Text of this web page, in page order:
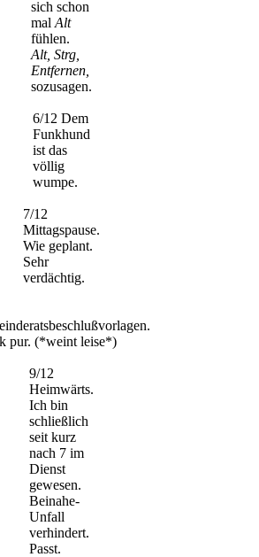
sich schon
mal Alt
fühlen.
Alt, Strg,
Entfernen,
sozusagen.
6/12 Dem
Funkhund
ist das
völlig
wumpe.
7/12
Mittagspause.
Wie geplant.
Sehr
verdächtig.
pur. (*weint leise*)
9/12
Heimwärts.
Ich bin
schließlich
seit kurz
nach 7 im
Dienst
gewesen.
Beinahe-
Unfall
verhindert.
Passt.